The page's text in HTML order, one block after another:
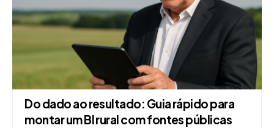
Do dado ao resultado: Guia rápido para
montar um BI rural com fontes públicas